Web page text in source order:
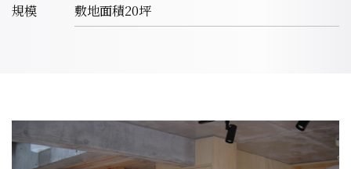
規模
敷地面積20坪